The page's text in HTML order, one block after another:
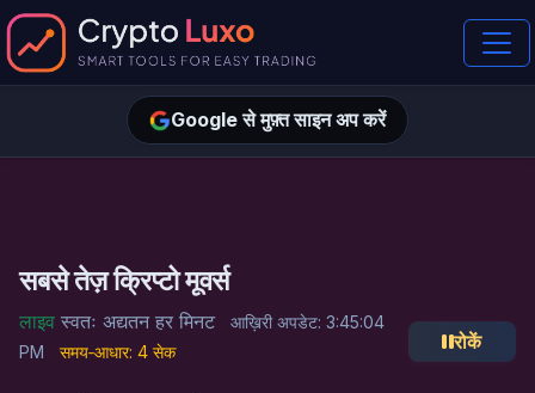
Google से मुफ़्त साइन अप करें
सबसे तेज़ क्रिप्टो मूवर्स
लाइव स्वतः अद्यतन हर मिनट आख़िरी अपडेट:3:45:04
PM
समय‑आधार: 4 सेक रोकें